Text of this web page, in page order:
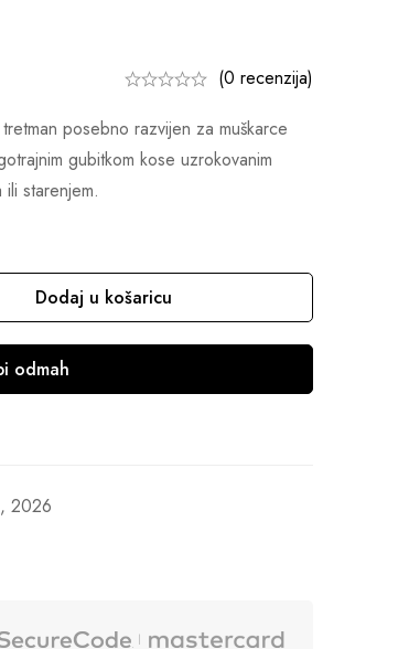
(0 recenzija)
posebno razvijen za muškarce
gubitkom kose uzrokovanim
starenjem.
Dodaj u košaricu
odmah
2026